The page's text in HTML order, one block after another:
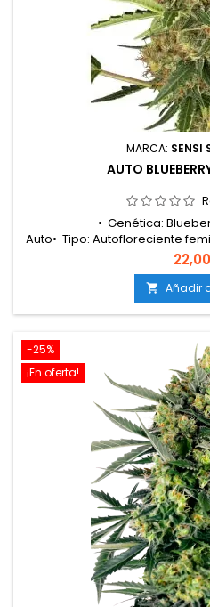
MARCA: SENSI
AUTO
• Genética:
Auto• Tipo: Autofloreciente
dominante• Ciclo
germinación•
Alta• Producción
Alta• Altura: Compacta•
sabores: Dulce y afrutado,
 Añadir
-25%
¡En oferta!